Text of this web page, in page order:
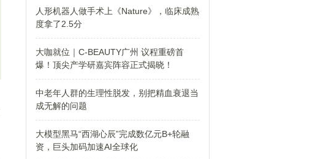
人形机器人做手术上《Nature》，临床成熟
度拿了2.5分
大咖就位｜C-BEAUTY广州 议程重磅首
爆！顶尖产学研嘉宾阵容正式揭晓！
中老年人群的生理性脱发，别把精血衰退当
成无解的问题
大模型黑马“西湖心辰”完成数亿元B+轮融
资，巨头加码加速AI全球化